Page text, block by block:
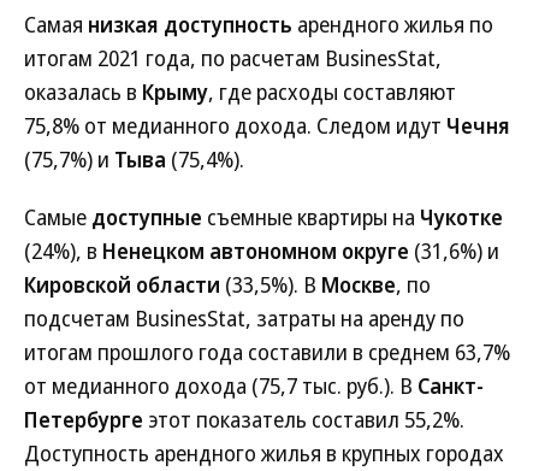
Самая низкая доступность арендного жилья по
итогам 2021 года, по расчетам BusinesStat,
оказалась в Крыму, где расходы составляют
75,8% от медианного дохода. Следом идут Чечня
(75,7%) и Тыва (75,4%).
Самые доступные съемные квартиры на Чукотке
(24%), в Ненецком автономном округе (31,6%) и
Кировской области (33,5%). В Москве, по
подсчетам BusinesStat, затраты на аренду по
итогам прошлого года составили в среднем 63,7%
от медианного дохода (75,7 тыс. руб.). В Санкт-
Петербурге этот показатель составил 55,2%.
Доступность арендного жилья в крупных городах